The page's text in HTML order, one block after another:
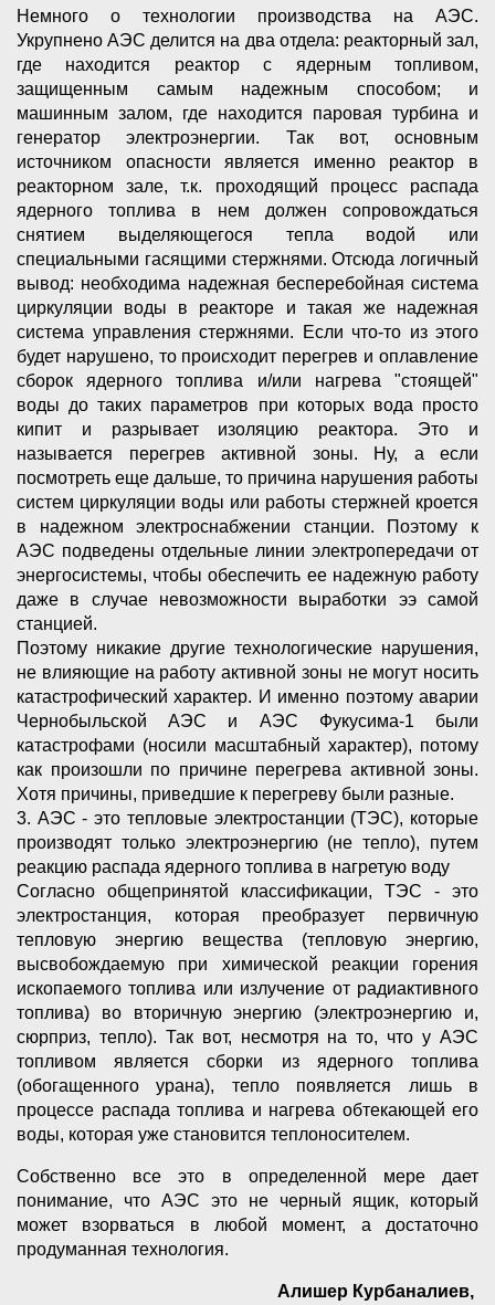
Немного о технологии производства на АЭС.
Укрупнено АЭС делится на два отдела: реакторный зал,
где находится реактор с ядерным топливом,
защищенным самым надежным способом; и
машинным залом, где находится паровая турбина и
генератор электроэнергии. Так вот, основным
источником опасности является именно реактор в
реакторном зале, т.к. проходящий процесс распада
ядерного топлива в нем должен сопровождаться
снятием выделяющегося тепла водой или
специальными гасящими стержнями. Отсюда логичный
вывод: необходима надежная бесперебойная система
циркуляции воды в реакторе и такая же надежная
система управления стержнями. Если что-то из этого
будет нарушено, то происходит перегрев и оплавление
сборок ядерного топлива и/или нагрева "стоящей"
воды до таких параметров при которых вода просто
кипит и разрывает изоляцию реактора. Это и
называется перегрев активной зоны. Ну, а если
посмотреть еще дальше, то причина нарушения работы
систем циркуляции воды или работы стержней кроется
в надежном электроснабжении станции. Поэтому к
АЭС подведены отдельные линии электропередачи от
энергосистемы, чтобы обеспечить ее надежную работу
даже в случае невозможности выработки ээ самой
станцией.
Поэтому никакие другие технологические нарушения,
не влияющие на работу активной зоны не могут носить
катастрофический характер. И именно поэтому аварии
Чернобыльской АЭС и АЭС Фукусима-1 были
катастрофами (носили масштабный характер), потому
как произошли по причине перегрева активной зоны.
Хотя причины, приведшие к перегреву были разные.
3. АЭС - это тепловые электростанции (ТЭС), которые
производят только электроэнергию (не тепло), путем
реакцию распада ядерного топлива в нагретую воду
Согласно общепринятой классификации, ТЭС - это
электростанция, которая преобразует первичную
тепловую энергию вещества (тепловую энергию,
высвобождаемую при химической реакции горения
ископаемого топлива или излучение от радиактивного
топлива) во вторичную энергию (электроэнергию и,
сюрприз, тепло). Так вот, несмотря на то, что у АЭС
топливом является сборки из ядерного топлива
(обогащенного урана), тепло появляется лишь в
процессе распада топлива и нагрева обтекающей его
воды, которая уже становится теплоносителем.
Собственно все это в определенной мере дает
понимание, что АЭС это не черный ящик, который
может взорваться в любой момент, а достаточно
продуманная технология.
Алишер Курбаналиев,